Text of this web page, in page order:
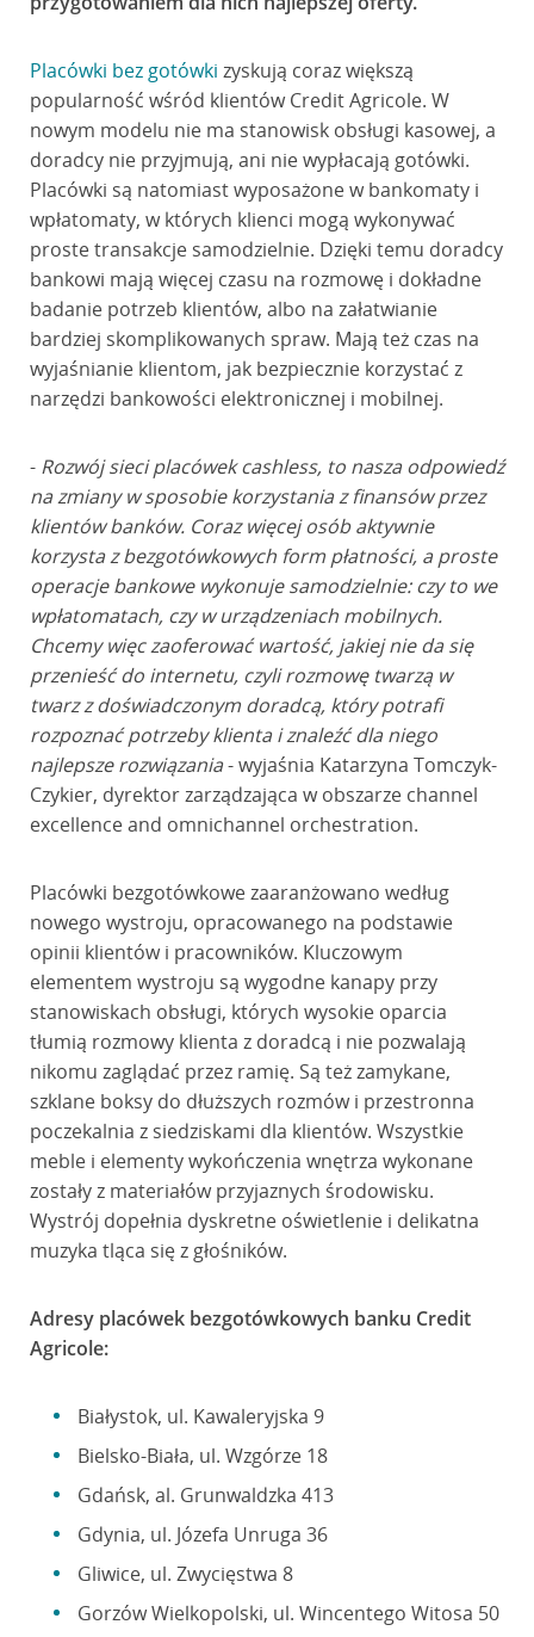
Placówki bez gotówki zyskują coraz większą
popularność wśród klientów Credit Agricole. W
nowym modelu nie ma stanowisk obsługi kasowej, a
doradcy nie przyjmują, ani nie wypłacają gotówki.
Placówki są natomiast wyposażone w bankomaty i
wpłatomaty, w których klienci mogą wykonywać
proste transakcje samodzielnie. Dzięki temu doradcy
bankowi mają więcej czasu na rozmowę i dokładne
badanie potrzeb klientów, albo na załatwianie
bardziej skomplikowanych spraw. Mają też czas na
wyjaśnianie klientom, jak bezpiecznie korzystać z
narzędzi bankowości elektronicznej i mobilnej.
- Rozwój sieci placówek cashless, to nasza odpowiedź
na zmiany w sposobie korzystania z finansów przez
klientów banków. Coraz więcej osób aktywnie
korzysta z bezgotówkowych form płatności, a proste
operacje bankowe wykonuje samodzielnie: czy to we
wpłatomatach, czy w urządzeniach mobilnych.
Chcemy więc zaoferować wartość, jakiej nie da się
przenieść do internetu, czyli rozmowę twarzą w
twarz z doświadczonym doradcą, który potrafi
rozpoznać potrzeby klienta i znaleźć dla niego
najlepsze rozwiązania- wyjaśnia Katarzyna Tomczyk-
Czykier, dyrektor zarządzająca w obszarze channel
excellence and omnichannel orchestration.
Placówki bezgotówkowe zaaranżowano według
nowego wystroju, opracowanego na podstawie
opinii klientów i pracowników. Kluczowym
elementem wystroju są wygodne kanapy przy
stanowiskach obsługi, których wysokie oparcia
tłumią rozmowy klienta z doradcą i nie pozwalają
nikomu zaglądać przez ramię. Są też zamykane,
szklane boksy do dłuższych rozmów i przestronna
poczekalnia z siedziskami dla klientów. Wszystkie
meble i elementy wykończenia wnętrza wykonane
zostały z materiałów przyjaznych środowisku.
Wystrój dopełnia dyskretne oświetlenie i delikatna
muzyka tląca się z głośników.
Adresy placówek bezgotówkowych banku Credit
Agricole:
Białystok, ul. Kawaleryjska 9
Bielsko-Biała, ul. Wzgórze 18
Gdańsk, al. Grunwaldzka 413
Gdynia, ul. Józefa Unruga 36
Gliwice, ul. Zwycięstwa 8
Gorzów Wielkopolski, ul. Wincentego Witosa 50